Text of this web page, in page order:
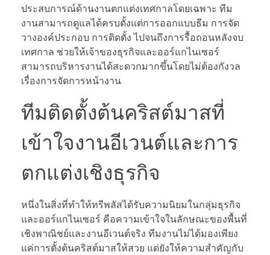
ประสบการณ์ด้านงานตกแต่งเทศกาลโดยเฉพาะ ทีม
งานสามารถดูแลได้ครบตั้งแต่การออกแบบธีม การจัด
วางองค์ประกอบ การติดตั้ง ไปจนถึงการรื้อถอนหลังจบ
เทศกาล ช่วยให้เจ้าของธุรกิจและออร์แกไนเซอร์
สามารถบริหารงานได้สะดวกมากขึ้นโดยไม่ต้องกังวล
เรื่องการจัดการหน้างาน
ทีมติดตั้งต้นคริสต์มาสที่
เข้าใจงานอีเวนต์และการ
ตกแต่งเชิงธุรกิจ
หนึ่งในสิ่งที่ทำให้ทรีพลัสได้รับความนิยมในกลุ่มธุรกิจ
และออร์แกไนเซอร์ คือความเข้าใจในลักษณะของพื้นที่
เชิงพาณิชย์และงานอีเวนต์จริง ทีมงานไม่ได้มองเพียง
แค่การตั้งต้นคริสต์มาสให้สวย แต่ยังให้ความสำคัญกับ